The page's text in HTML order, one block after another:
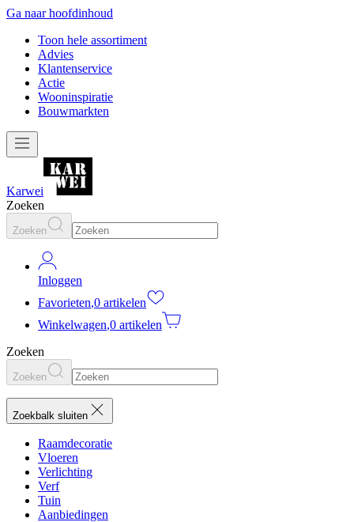
Ga naar hoofdinhoud
Toon hele assortiment
Advies
Klantenservice
Actie
Wooninspiratie
Bouwmarkten
Karwei
Zoeken
Zoeken
Inloggen
Favorieten,0 artikelen
Winkelwagen,0 artikelen
Zoeken
Zoeken
Zoekbalk sluiten
Raamdecoratie
Vloeren
Verlichting
Verf
Tuin
Aanbiedingen